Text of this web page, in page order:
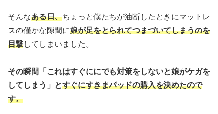
そんなある日、ちょっと僕たちが油断したときにマットレ
スの僅かな隙間に娘が足をとられてつまづいてしまうのを
目撃してしまいました。
その瞬間「これはすぐににでも対策をしないと娘がケガを
してしまう」とすぐにすきまパッドの購入を決めたので
す。